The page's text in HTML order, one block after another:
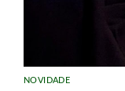
NOVIDADE